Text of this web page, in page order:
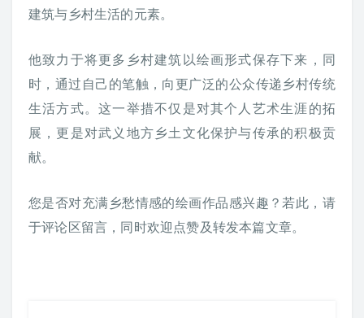
建筑与乡村生活的元素。
他致力于将更多乡村建筑以绘画形式保存下来，同
时，通过自己的笔触，向更广泛的公众传递乡村传统
生活方式。这一举措不仅是对其个人艺术生涯的拓
展，更是对武义地方乡土文化保护与传承的积极贡
献。
您是否对充满乡愁情感的绘画作品感兴趣？若此，请
于评论区留言，同时欢迎点赞及转发本篇文章。